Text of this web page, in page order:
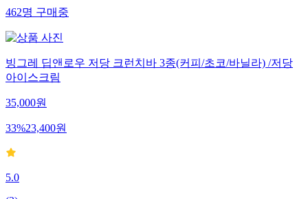
462명구매중
빙그레 딥앤로우 저당 크런치바 3종(커피/초코/바닐라) /저당
아이스크림
35,000원
33%23,400원
5.0